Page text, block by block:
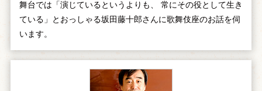
舞台では「演じているというよりも、 常にその役として生き
ている」とおっしゃる坂田藤十郎さんに歌舞伎座のお話を伺
います。